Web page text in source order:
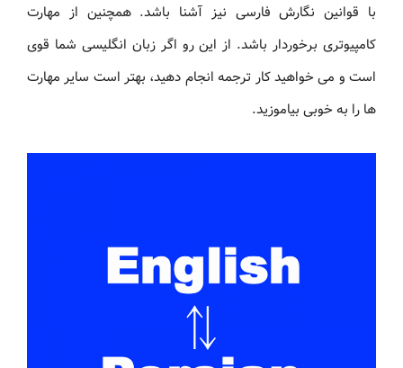
با قوانین نگارش فارسی نیز آشنا باشد. همچنین از مهارت
کامپیوتری برخوردار باشد. از این رو اگر زبان انگلیسی شما قوی
است و می خواهید کار ترجمه انجام دهید، بهتر است سایر مهارت
ها را به خوبی بیاموزید.